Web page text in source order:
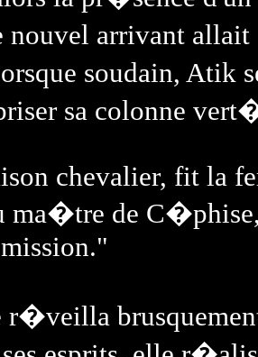
nouvel arrivant
soudain, Atik
sa colonne
chevalier, fit la
ma�tre de
r�veilla